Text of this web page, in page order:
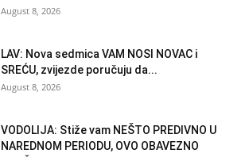
August 8, 2026
LAV: Nova sedmica VAM NOSI NOVAC i
SREĆU, zvijezde poručuju da...
August 8, 2026
VODOLIJA: Stiže vam NEŠTO PREDIVNO U
NAREDNOM PERIODU, OVO OBAVEZNO